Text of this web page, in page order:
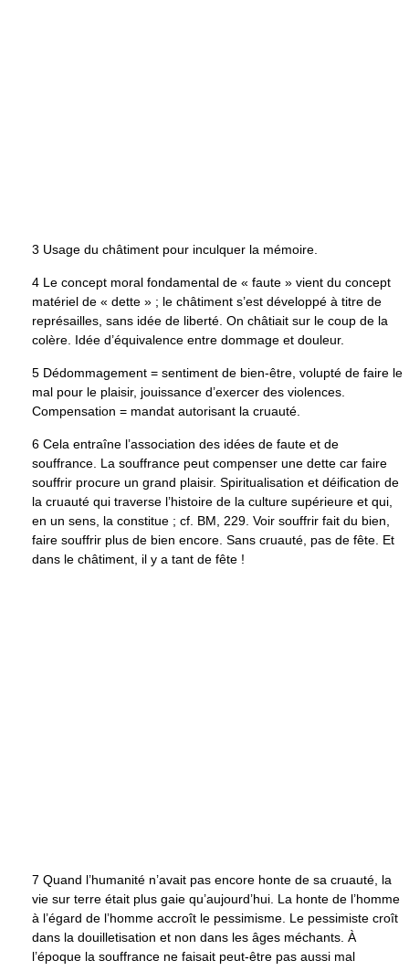
3 Usage du châtiment pour inculquer la mémoire.
4 Le concept moral fondamental de « faute » vient du concept
matériel de « dette » ; le châtiment s’est développé à titre de
représailles, sans idée de liberté. On châtiait sur le coup de la
colère. Idée d’équivalence entre dommage et douleur.
5 Dédommagement = sentiment de bien-être, volupté de faire le
mal pour le plaisir, jouissance d’exercer des violences.
Compensation = mandat autorisant la cruauté.
6 Cela entraîne l’association des idées de faute et de
souffrance. La souffrance peut compenser une dette car faire
souffrir procure un grand plaisir. Spiritualisation et déification de
la cruauté qui traverse l’histoire de la culture supérieure et qui,
en un sens, la constitue ; cf. BM, 229. Voir souffrir fait du bien,
faire souffrir plus de bien encore. Sans cruauté, pas de fête. Et
dans le châtiment, il y a tant de fête !
7 Quand l’humanité n’avait pas encore honte de sa cruauté, la
vie sur terre était plus gaie qu’aujourd’hui. La honte de l’homme
à l’égard de l’homme accroît le pessimisme. Le pessimiste croît
dans la douilletisation et non dans les âges méchants. À
l’époque la souffrance ne faisait peut-être pas aussi mal